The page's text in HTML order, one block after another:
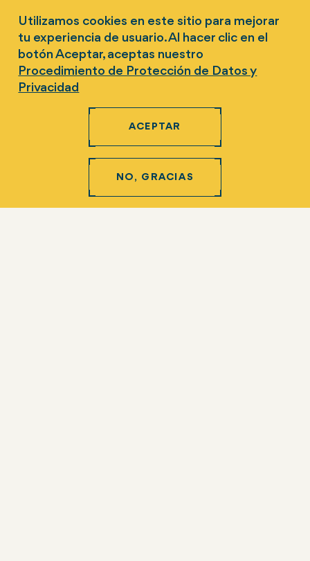
siglo XXI.
¡Dona ahora!
enfermedades transmitidas por mosquitos.
Utilizamos cookies en este sitio para mejorar
tu experiencia de usuario. Al hacer clic en el
botón Aceptar, aceptas nuestro
Procedimiento de Protección de Datos y
Privacidad
ACEPTAR
NO, GRACIAS